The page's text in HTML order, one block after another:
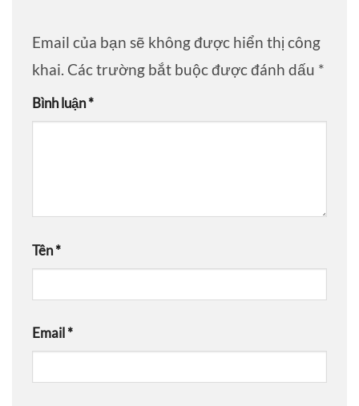
Email của bạn sẽ không được hiển thị công
khai. Các trường bắt buộc được đánh dấu *
Bình luận*
Tên*
Email*